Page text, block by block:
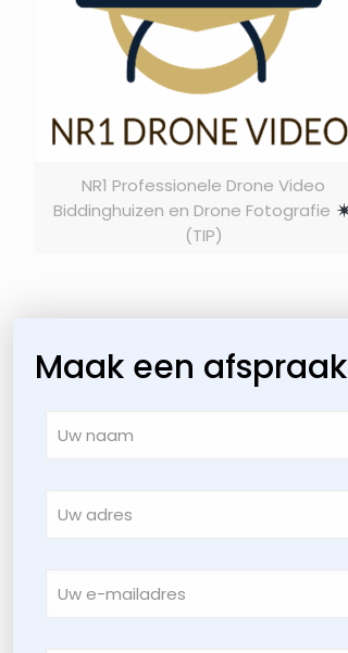
NR1 Professionele Drone Video
Biddinghuizen en Drone Fotografie
(TIP)
Maak een afspraak